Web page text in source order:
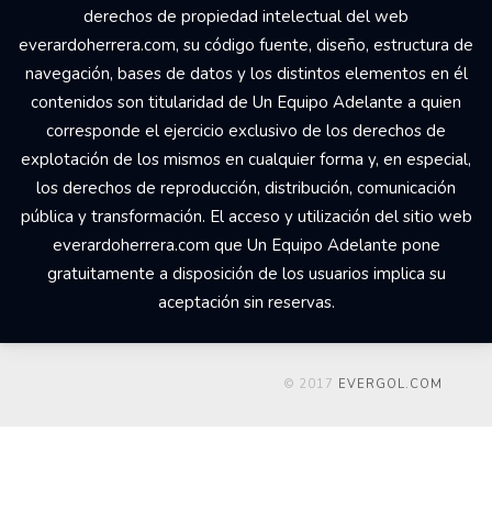
derechos de propiedad intelectual del web
everardoherrera.com, su código fuente, diseño, estructura de
navegación, bases de datos y los distintos elementos en él
contenidos son titularidad de Un Equipo Adelante a quien
corresponde el ejercicio exclusivo de los derechos de
explotación de los mismos en cualquier forma y, en especial,
los derechos de reproducción, distribución, comunicación
pública y transformación. El acceso y utilización del sitio web
everardoherrera.com que Un Equipo Adelante pone
gratuitamente a disposición de los usuarios implica su
aceptación sin reservas.
© 2017 EVERGOL.COM